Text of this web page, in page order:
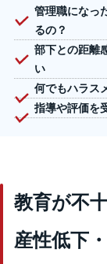
管理職になっ
るの？
部下との距離
い
何でもハラス
指導や評価を
教育が不
産性低下